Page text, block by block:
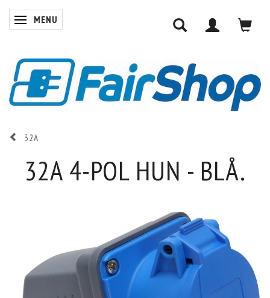
SKIFTE NAVIGATION
MENU
32A
32A 4-POL HUN - BLÅ.